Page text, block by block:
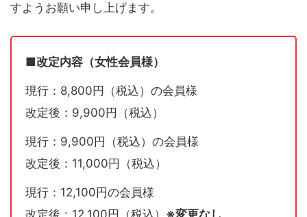
すようお願い申し上げます。
■改定内容（女性会員様）
現行：8,800円（税込）の会員様
改定後：9,900円（税込）
現行：9,900円（税込）の会員様
改定後：11,000円（税込）
現行：12,100円の会員様
改定後：12,100円（税込） ※変更なし